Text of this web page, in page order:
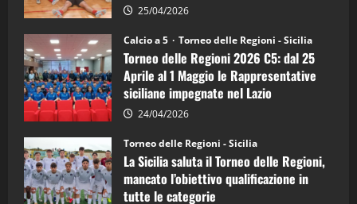
25/04/2026
Calcio a 5 Torneo delle Regioni - Sicilia
Torneo delle Regioni 2026 C5: dal 25
Aprile al 1 Maggio le Rappresentative
siciliane impegnate nel Lazio
24/04/2026
Torneo delle Regioni - Sicilia
La Sicilia saluta il Torneo delle Regioni,
mancato l’obiettivo qualificazione in
tutte le categorie